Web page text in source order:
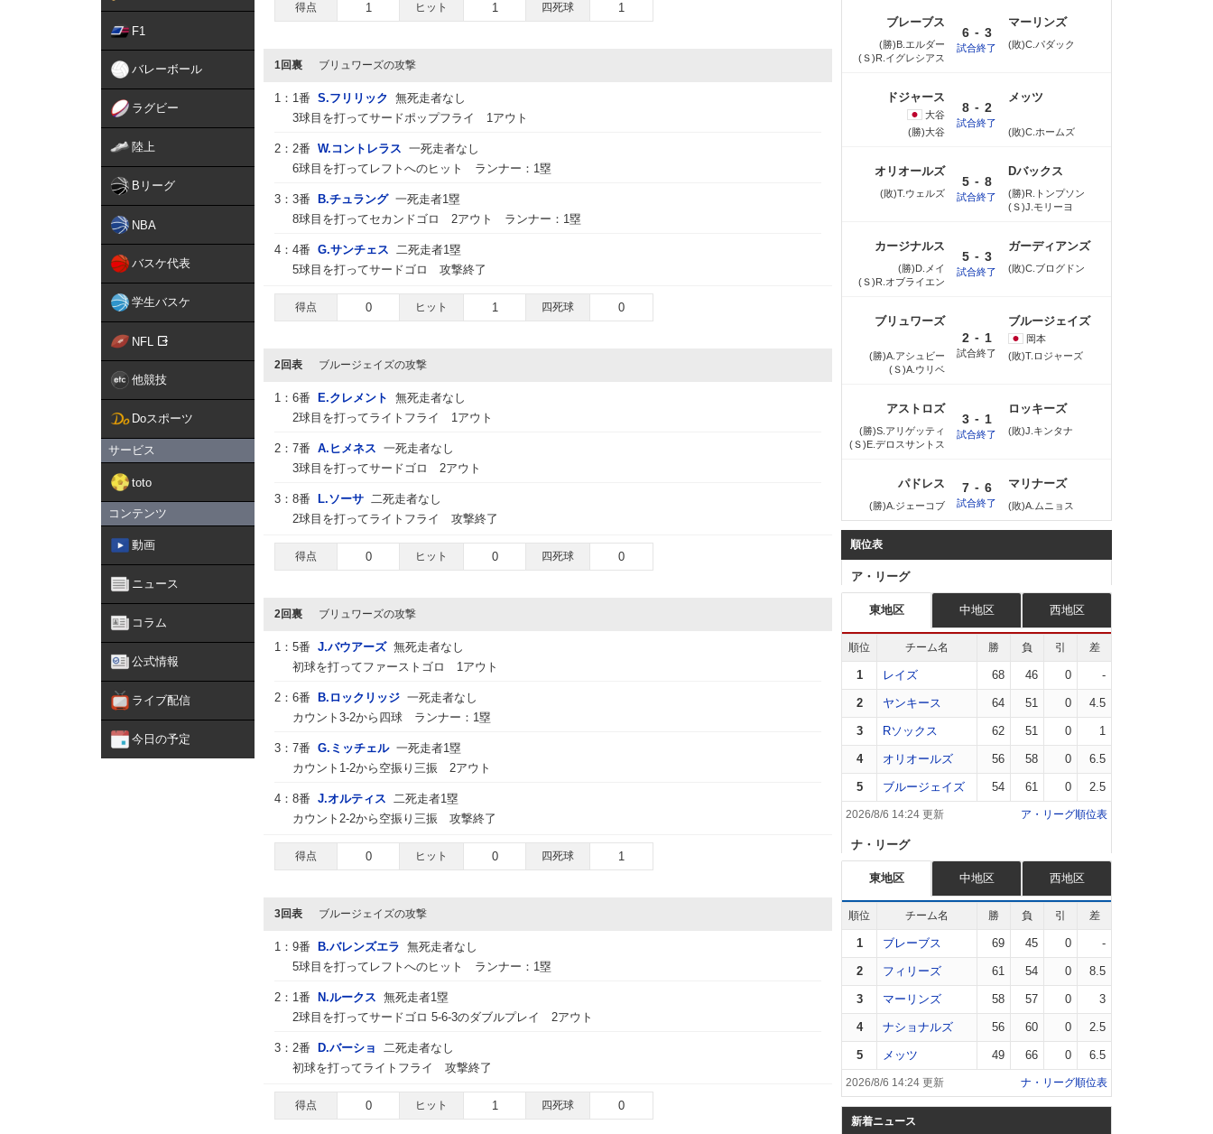
F1
バレーボール
ラグビー
陸上
Bリーグ
NBA
バスケ代表
学生バスケ
NFL
他競技
Doスポーツ
サービス
toto
コンテンツ
動画
ニュース
コラム
公式情報
ライブ配信
今日の予定
得点 1 ヒット 1 四死球 1
1回裏 ブリュワーズの攻撃
1： 1番 S.フリリック 無死走者なし
3球目を打ってサードポップフライ 1アウト
2： 2番 W.コントレラス 一死走者なし
6球目を打ってレフトへのヒット ランナー：1塁
3： 3番 B.チュラング 一死走者1塁
8球目を打ってセカンドゴロ 2アウト ランナー：1塁
4： 4番 G.サンチェス 二死走者1塁
5球目を打ってサードゴロ 攻撃終了
得点 0 ヒット 1 四死球 0
2回表 ブルージェイズの攻撃
1： 6番 E.クレメント
無死走者なし
2球目を打ってライトフライ 1アウト
2： 7番 A.ヒメネス 一死走者なし
3球目を打ってサードゴロ 2アウト
3： 8番 L.ソーサ 二死走者なし
2球目を打ってライトフライ 攻撃終了
得点 0 ヒット 0 四死球 0
2回裏 ブリュワーズの攻撃
1： 5番 J.バウアーズ 無死走者なし
初球を打ってファーストゴロ 1アウト
2： 6番 B.ロックリッジ 一死走者なし
カウント3-2から四球 ランナー：1塁
3： 7番 G.ミッチェル 一死走者1塁
カウント1-2から空振り三振 2アウト
4： 8番 J.オルティス 二死走者1塁
カウント2-2から空振り三振 攻撃終了
得点 0 ヒット 0 四死球 1
3回表 ブルージェイズの攻撃
1： 9番 B.バレンズエラ 無死走者なし
5球目を打ってレフトへのヒット ランナー：1塁
2： 1番 N.ルークス 無死走者1塁
2球目を打ってサードゴロ 5-6-3のダブルプレイ 2アウト
3： 2番 D.バーショ
二死走者なし
初球を打ってライトフライ 攻撃終了
得点 0 ヒット 1 四死球 0
ブレーブス
(勝)B.エルダー
(Ｓ)R.イグレシアス
6 - 3
試合終了
マーリンズ
(敗)C.パダック
ドジャース
大谷
(勝)大谷
8 - 2
試合終了
メッツ
(敗)C.ホームズ
オリオールズ
(敗)T.ウェルズ
5 - 8
試合終了
Dバックス
(勝)R.トンプソン
(Ｓ)J.モリーヨ
カージナルス
(勝)D.メイ
(Ｓ)R.オブライエン
5 - 3
試合終了
ガーディアンズ
(敗)C.ブログドン
ブリュワーズ
(勝)A.アシュビー
(Ｓ)A.ウリベ
2 - 1
試合終了
ブルージェイズ
岡本
(敗)T.ロジャーズ
アストロズ
(勝)S.アリゲッティ
(Ｓ)E.デロスサントス
3 - 1
試合終了
ロッキーズ
(敗)J.キンタナ
パドレス
(勝)A.ジェーコブ
7 - 6
試合終了
マリナーズ
(敗)A.ムニョス
順位表
ア・リーグ
東地区 中地区 西地区
順位 チーム名 勝 負 引 差
1 レイズ 68 46 0 -
2 ヤンキース 64 51 0 4.5
3 Rソックス 62 51 0 1
4 オリオールズ 56 58 0 6.5
5 ブルージェイズ 54 61 0 2.5
2026/8/6 14:24 更新 ア・リーグ順位表
ナ・リーグ
東地区 中地区 西地区
順位 チーム名 勝 負 引 差
1 ブレーブス 69 45 0 -
2 フィリーズ 61 54 0 8.5
3 マーリンズ 58 57 0 3
4 ナショナルズ 56 60 0 2.5
5 メッツ 49 66 0 6.5
2026/8/6 14:24 更新 ナ・リーグ順位表
新着ニュース